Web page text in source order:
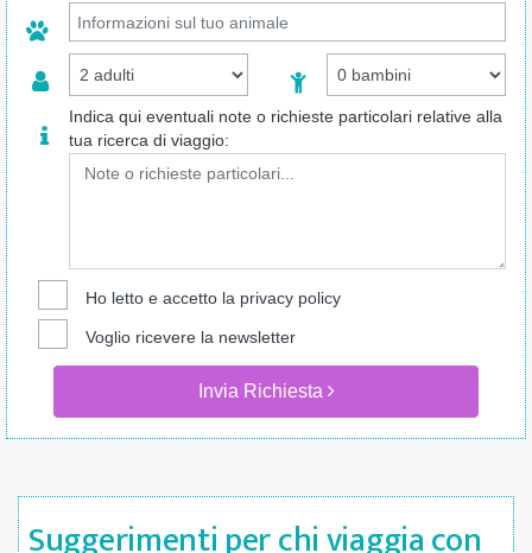
Indica qui eventuali note o richieste particolari relative alla
tua ricerca di viaggio:
Ho letto e accetto la privacy policy
Voglio ricevere la newsletter
Invia Richiesta
Suggerimenti per chi viaggia con